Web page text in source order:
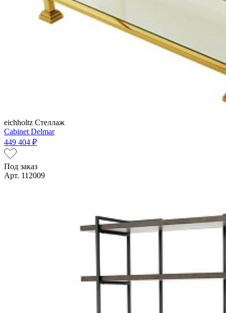
eichholtz Стеллаж
Cabinet Delmar
449 404 ₽
Под заказ
Арт. 112009